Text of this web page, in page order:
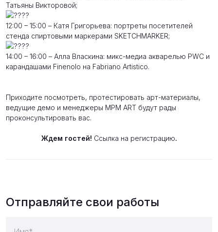
Татьяны Викторовой;
12:00 – 15:00 – Катя Григорьева: портреты посетителей
стенда спиртовыми маркерами SKETCHMARKER;
14:00 – 16:00 – Алла Власкина: микс-медиа акварелью PWC и
карандашами Finenolo на Fabriano Artistico.
Приходите посмотреть, протестировать арт-материалы,
ведущие демо и менеджеры MPM ART будут рады
проконсультировать вас.
Ждем гостей! Ссылка на регистрацию.
Отправляйте свои работы